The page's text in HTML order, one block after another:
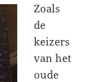
Zoals
de
keizers
van het
oude